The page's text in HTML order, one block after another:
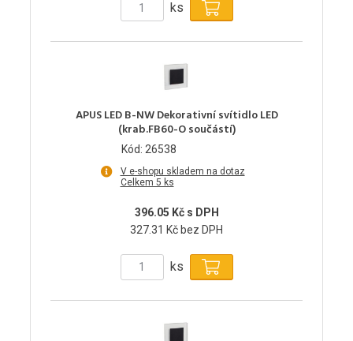
ks
APUS LED B-NW Dekorativní svítidlo LED
(krab.FB60-O součástí)
Kód: 26538
V e-shopu skladem na dotaz
Celkem 5 ks
396.05 Kč s DPH
327.31 Kč bez DPH
ks